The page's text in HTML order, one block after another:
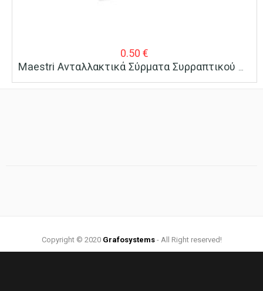
0.50 €
Copyright © 2020 Grafosystems- All Right reserved!